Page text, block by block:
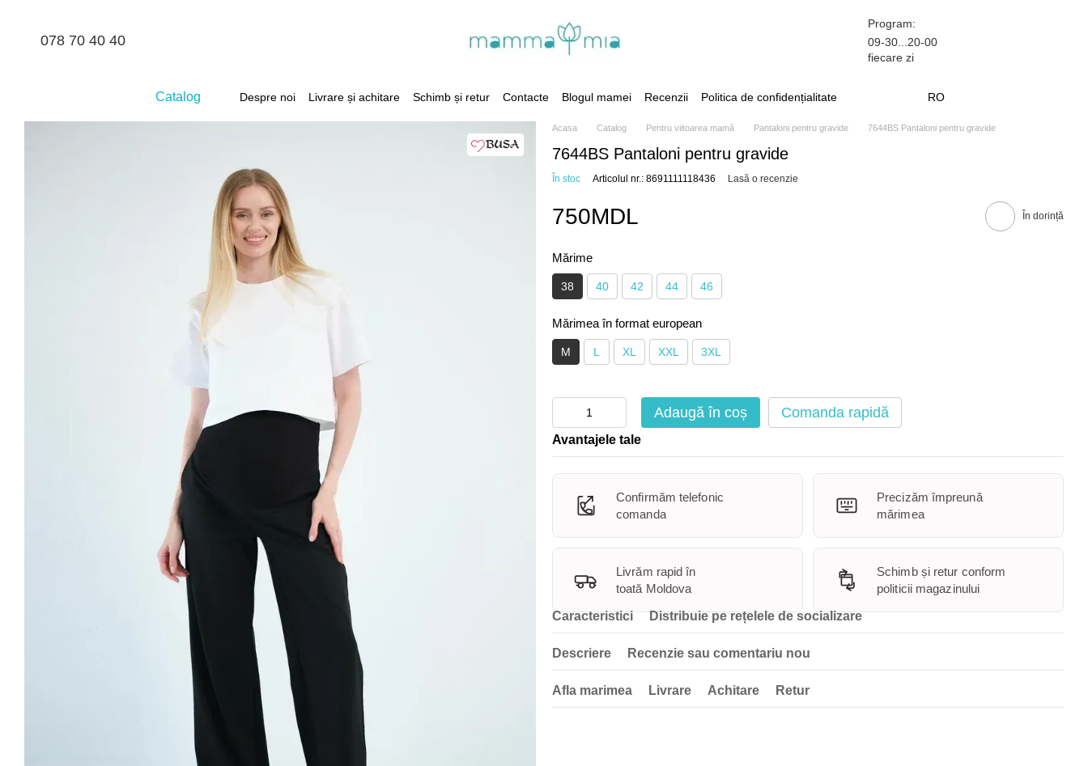
078 70 40 40
Program:
09-30...20-00
fiecare zi
Catalog Despre noi Livrare și achitare Schimb și retur Contacte Blogul mamei Recenzii Politica de confidențialitate RO
Acasa Catalog Pentru viitoarea mamă Pantaloni pentru gravide 7644BS Pantaloni pentru gravide
7644BS Pantaloni pentru gravide
În stoc Articolul nr.: 8691111118436 Lasă o recenzie
750MDL În dorință
Mărime
38 40 42 44 46
Mărimea în format european
M L XL XXL 3XL
Adaugă în coș Comanda rapidă
Avantajele tale
Confirmăm telefonic
comanda
Precizăm împreună
mărimea
Livrăm rapid în
toată Moldova
Schimb și retur conform
politicii magazinului
Caracteristici
Distribuie pe rețelele de socializare
Descriere Recenzie sau comentariu nou
Afla marimea Livrare Achitare Retur